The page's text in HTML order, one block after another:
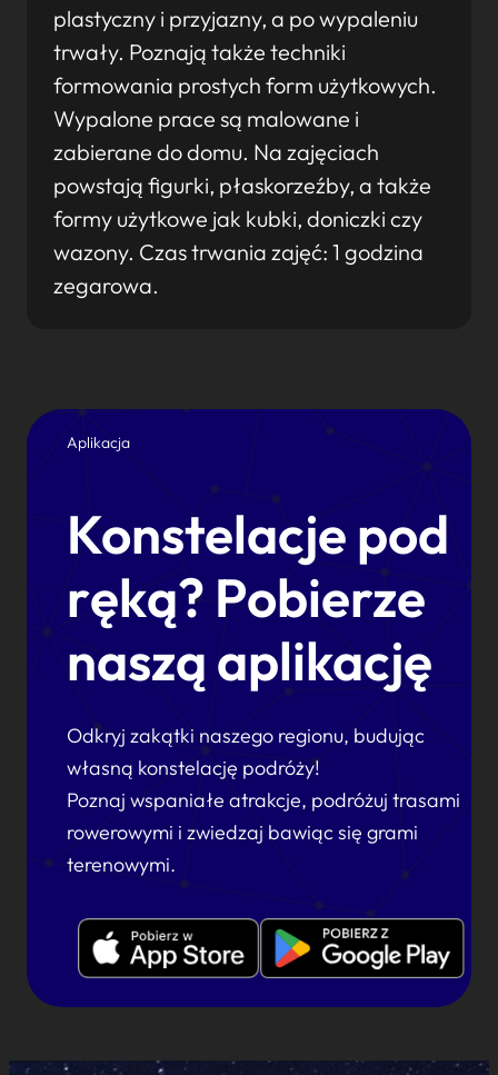
plastyczny i przyjazny, a po wypaleniu
trwały. Poznają także techniki
formowania prostych form użytkowych.
Wypalone prace są malowane i
zabierane do domu. Na zajęciach
powstają figurki, płaskorzeźby, a także
formy użytkowe jak kubki, doniczki czy
wazony. Czas trwania zajęć: 1 godzina
zegarowa.
Aplikacja
Konstelacje pod
ręką? Pobierze
naszą aplikację
Odkryj zakątki naszego regionu, budując
własną konstelację podróży!
Poznaj wspaniałe atrakcje, podróżuj trasami
rowerowymi i zwiedzaj bawiąc się grami
terenowymi.